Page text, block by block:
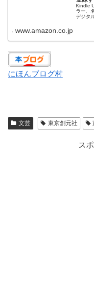
Kindle
ラー、
デジタ
www.amazon.co.jp
にほんブログ村
文芸 東京創元社
ス